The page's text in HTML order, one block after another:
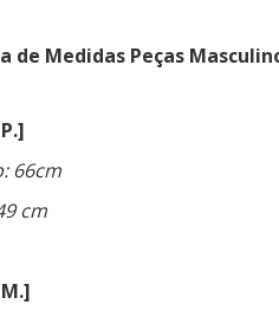
de Medidas Peças
66cm
cm